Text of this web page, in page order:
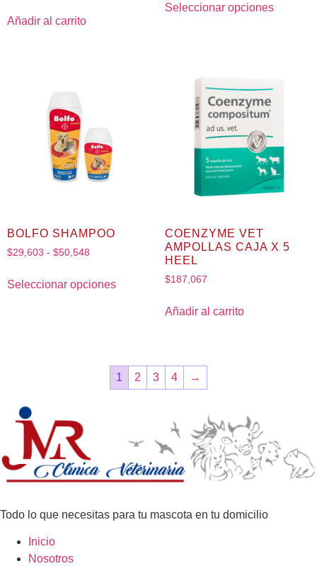
Añadir al carrito
Seleccionar opciones
BOLFO SHAMPOO
$29,603 - $50,548
Seleccionar opciones
COENZYME VET
AMPOLLAS CAJA X 5
HEEL
$187,067
Añadir al carrito
1 2 3 4 →
Todo lo que necesitas para tu mascota en tu domicilio
Inicio
Nosotros